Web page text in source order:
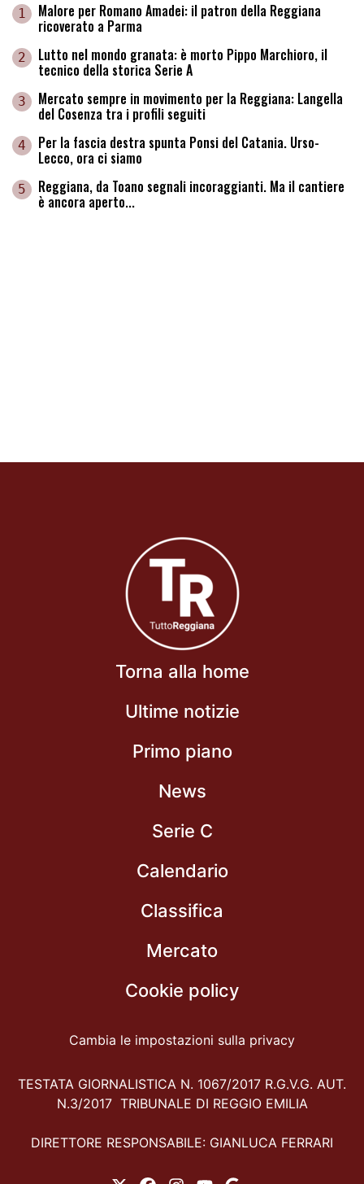
1 Malore per Romano Amadei: il patron della Reggiana
ricoverato a Parma
2 Lutto nel mondo granata: è morto Pippo Marchioro, il
tecnico della storica Serie A
3 Mercato sempre in movimento per la Reggiana: Langella
del Cosenza tra i profili seguiti
4 Per la fascia destra spunta Ponsi del Catania. Urso-
Lecco, ora ci siamo
5 Reggiana, da Toano segnali incoraggianti. Ma il cantiere
è ancora aperto...
Torna alla home
Ultime notizie
Primo piano
News
Serie C
Calendario
Classifica
Mercato
Cookie policy
Cambia le impostazioni sulla privacy
TESTATA GIORNALISTICA N. 1067/2017 R.G.V.G. AUT.
N.3/2017 TRIBUNALE DI REGGIO EMILIA
DIRETTORE RESPONSABILE: GIANLUCA FERRARI